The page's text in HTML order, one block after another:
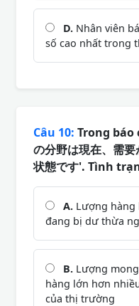
D. Nhân viên
số cao nhất trong
Câu 10: Trong
の分野は現在、需
状態です'. Tình
A. Lượng hàng
đang bị dư thừa
B. Lượng
hàng lớn hơn
của thị trường